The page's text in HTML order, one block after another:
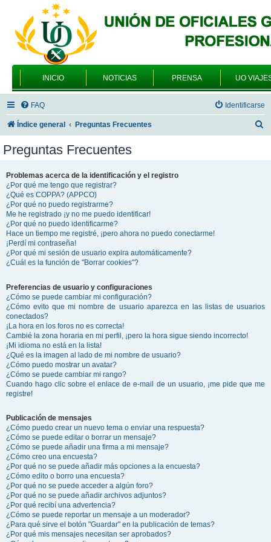
INICIO NOTICIAS PRENSA UO
FAQ Identificarse
Índice general Preguntas Frecuentes
Preguntas Frecuentes
Problemas acerca de la identificación y el registro
¿Por qué me tengo que registrar?
¿Qué es COPPA? (APPCO)
¿Por qué no puedo registrarme?
Me he registrado ¡y no me puedo identificar!
¿Por qué no puedo identificarme?
Hace un tiempo me registré, ¡pero ahora no puedo conectarme!
¡Perdí mi contraseña!
¿Por qué mi sesión de usuario expira automáticamente?
¿Cuál es la función de "Borrar cookies"?
Preferencias de usuario y configuraciones
¿Cómo se puede cambiar mi configuración?
¿Cómo evito que mi nombre de usuario aparezca en las listas de usuarios
conectados?
¡La hora en los foros no es correcta!
Cambié la zona horaria en mi perfil, ¡pero la hora sigue siendo incorrecto!
¡Mi idioma no está en la lista!
¿Qué es la imagen al lado de mi nombre de usuario?
¿Cómo puedo mostrar un avatar?
¿Cómo se puede cambiar mi rango?
Cuando hago clic sobre el enlace de e-mail de un usuario, ¡me pide que me
registre!
Publicación de mensajes
¿Cómo puedo crear un nuevo tema o enviar una respuesta?
¿Cómo se puede editar o borrar un mensaje?
¿Cómo se puede añadir una firma a mi mensaje?
¿Cómo creo una encuesta?
¿Por qué no se puede añadir más opciones a la encuesta?
¿Cómo edito o borro una encuesta?
¿Por qué no se puede acceder a algún foro?
¿Por qué no se puede añadir archivos adjuntos?
¿Por qué recibí una advertencia?
¿Cómo se puede reportar un mensaje a un moderador?
¿Para qué sirve el botón "Guardar" en la publicación de temas?
¿Por qué mis mensajes necesitan ser aprobados?